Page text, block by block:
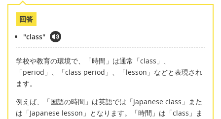
回答
"class"
学校や教育の環境で、「時間」は通常「class」、
「period」、「class period」、「lesson」などと表現され
ます。
例えば、「国語の時間」は英語では「Japanese class」また
は「Japanese lesson」となります。「時間」は「class」ま